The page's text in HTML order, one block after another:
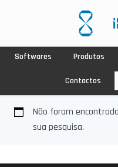
Softwares Produtos
Contactos
Não foram
sua pesquisa.